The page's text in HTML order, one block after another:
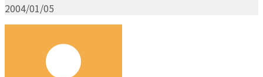
2004/01/05